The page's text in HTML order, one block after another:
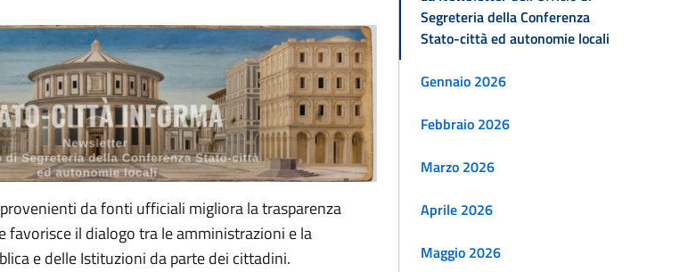
da fonti ufficiali migliora la trasparenza
favorisce il dialogo tra le amministrazioni e la
e delle Istituzioni da parte dei cittadini.
Segreteria della Conferenza
Stato-città ed autonomie locali
Gennaio 2026
Febbraio 2026
Marzo 2026
Aprile 2026
Maggio 2026